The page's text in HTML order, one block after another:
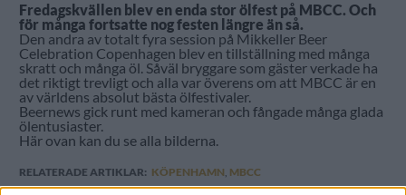
Fredagskvällen blev en enda stor ölfest på MBCC. Och
för många fortsatte nog festen längre än så.
Den andra av totalt fyra session på Mikkeller Beer
Celebration Copenhagen blev en tillställning med många
skratt och många öl. Såväl bryggare som gäster verkade ha
det riktigt trevligt och alla var överens om att MBCC är en
av världens absolut bästa ölfestivaler.
Beernews gick runt med kameran och fångade många glada
ölentusiaster.
Här ovan kan du se alla bilderna.
RELATERADE ARTIKLAR: KÖPENHAMN, MBCC